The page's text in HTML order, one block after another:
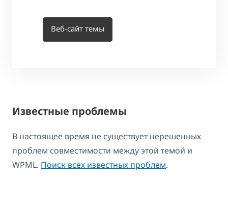
Веб-сайт темы
Известные проблемы
В настоящее время не существует нерешенных
проблем совместимости между этой темой и
WPML. Поиск всех известных проблем.